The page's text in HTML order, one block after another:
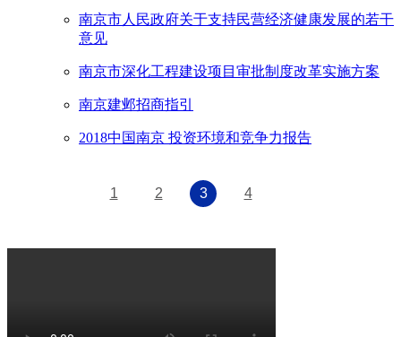
南京市人民政府关于支持民营经济健康发展的若干
意见
南京市深化工程建设项目审批制度改革实施方案
南京建邺招商指引
2018中国南京 投资环境和竞争力报告
1 2 3 4